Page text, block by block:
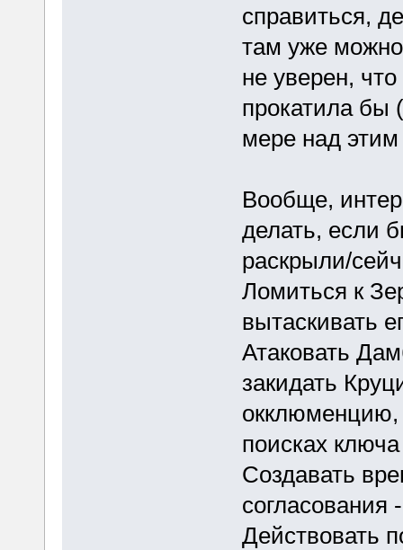
справиться,
там уже
не уверен, что
прокатила бы
мере над
Вообще,
делать, если
раскрыли/
Ломиться к
вытаскивать
Атаковать
закидать
окклюменцию,
поисках
Создавать
согласования
Действовать